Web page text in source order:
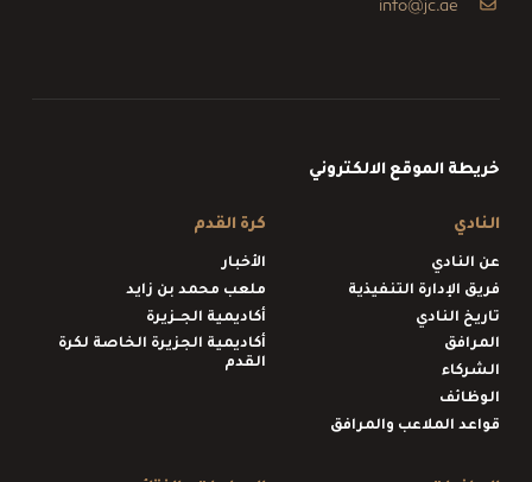
info@jc.ae
خريطة الموقع الالكتروني
النادي
عن النادي
فريق الإدارة التنفيذية
تاريخ النادي
المرافق
الشركاء
الوظائف
قواعد الملاعب والمرافق
كرة القدم
الأخبار
ملعب محمد بن زايد
أكاديمية الجــزيرة
أكاديمية الجزيرة الخاصة لكرة
القدم